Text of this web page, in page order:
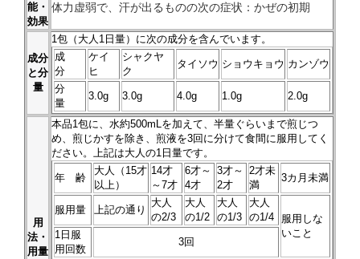
能・
効果
体力虚弱で、汗が出るものの次の症状：かぜの初期
成分
と分
量
1包（大人1日量）に次の成分を含んでいます。
成
分
ケイ
ヒ
シャクヤ
ク
タイソウ ショウキョウ カンゾウ
分
量
3.0g 3.0g 4.0g 1.0g 2.0g
用
法・
用量
本品1包に、水約500mLを加えて、半量ぐらいまで煎じつ
め、煎じかすを除き、煎液を3回に分けて食間に服用してく
ださい。上記は大人の1日量です。
年 齢
大人（15才
以上）
14才
～7才
6才～
4才
3才～
2才
2才未
満
3カ月未満
服用量 上記の通り
大人
の2/3
大人
の1/2
大人
の1/3
大人
の1/4
服用しな
いこと
1日服
用回数
3回